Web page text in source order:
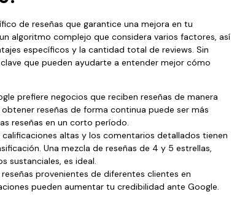
de reseñas que garantice una mejora en tu
algoritmo complejo que considera varios factores, así
específicos y la cantidad total de reviews. Sin
que pueden ayudarte a entender mejor cómo
prefiere negocios que reciben reseñas de manera
reseñas de forma continua puede ser más
reseñas en un corto período.
calificaciones altas y los comentarios detallados tienen
Una mezcla de reseñas de 4 y 5 estrellas,
sustanciales, es ideal.
reseñas provenientes de diferentes clientes en
pueden aumentar tu credibilidad ante Google.